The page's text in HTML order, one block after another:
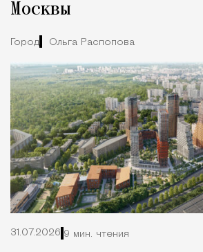
Москвы
Город Ольга Распопова
31.07.2026 9 мин. чтения